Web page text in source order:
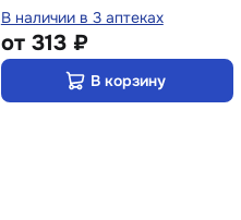
В наличии в 3 аптеках
от 313 ₽
В корзину